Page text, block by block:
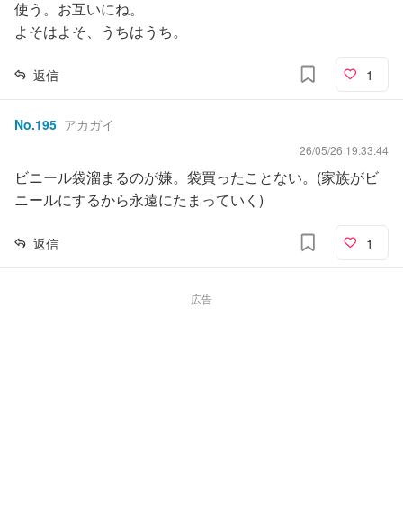
使う。お互いにね。
よそはよそ、うちはうち。
返信 1
No.195 アカガイ
26/05/26 19:33:44
ビニール袋溜まるのが嫌。袋買ったことない。(家族がビ
ニールにするから永遠にたまっていく)
返信 1
広告